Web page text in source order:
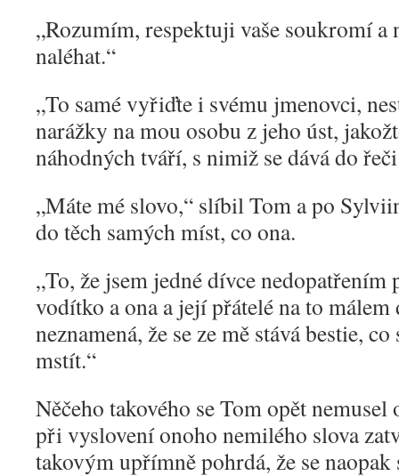
„Rozumím, respektuji vaše soukromí a
naléhat.“
„To samé vyřiďte i svému jmenovci,
narážky na mou osobu z jeho úst,
náhodných tváří, s nimiž se dává do
„Máte mé slovo,“ slíbil Tom a po
do těch samých míst, co ona.
„To, že jsem jedné dívce nedopatřením
vodítko a ona a její přátelé na to
neznamená, že se ze mě stává bestie,
mstít.“
Něčeho takového se Tom opět nemusel
při vyslovení onoho nemilého slova
takovým upřímně pohrdá, že se